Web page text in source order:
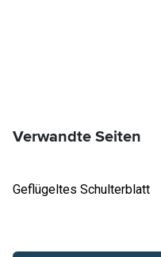
Verwandte Seiten
Geflügeltes Schulterblatt